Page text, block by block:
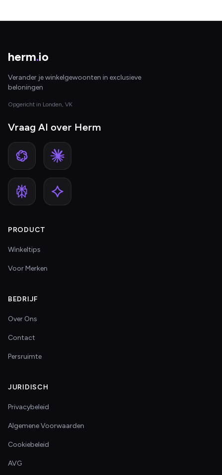
herm.io
Verander je winkelgewoonten in exclusieve
beloningen
Opgericht in Londen, VK
Vraag AI over Herm
PRODUCT
Winkeltips
Voor Merken
BEDRIJF
Over Ons
Contact
Persruimte
JURIDISCH
Privacybeleid
Algemene Voorwaarden
Cookiebeleid
AVG